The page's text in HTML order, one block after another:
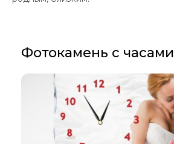
Фотокамень с часами